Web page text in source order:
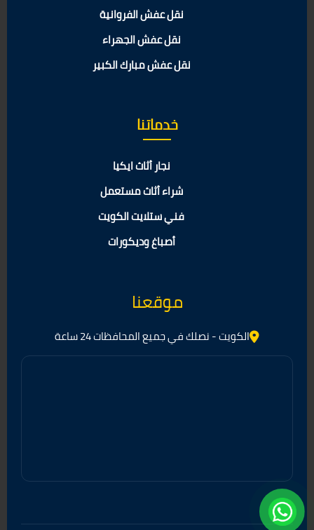
نقل عفش الفروانية
نقل عفش الجهراء
نقل عفش مبارك الكبير
خدماتنا
نجار أثاث ايكيا
شراء أثاث مستعمل
فني ستلايت الكويت
أصباغ وديكورات
موقعنا
الكويت - نصلك في جميع المحافظات 24 ساعة